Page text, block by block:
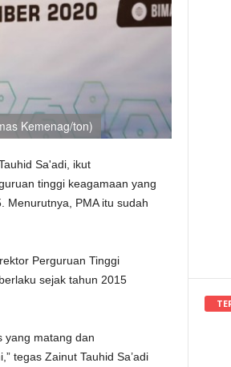
Kemenag/ton)
Sa'adi, ikut
tinggi keagamaan yang
Menurutnya, PMA itu sudah
Perguruan Tinggi
sejak tahun 2015
yang matang dan
tegas Zainut Tauhid Sa’adi